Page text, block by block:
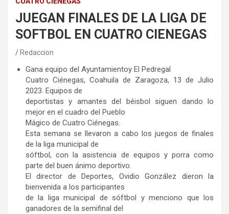
JUEGAN FINALES DE LA LIGA DE
SOFTBOL EN CUATRO CIENEGAS
Redaccion
Gana equipo del Ayuntamientoy El Pedregal
Cuatro Ciénegas, Coahuila de Zaragoza, 13 de Julio
2023. Equipos de
deportistas y amantes del béisbol siguen dando lo
mejor en el cuadro del Pueblo
Mágico de Cuatro Ciénegas.
Esta semana se llevaron a cabo los juegos de finales
de la liga municipal de
sóftbol, con la asistencia de equipos y porra como
parte del buen ánimo deportivo.
El director de Deportes, Ovidio González dieron la
bienvenida a los participantes
de la liga municipal de sóftbol y menciono que los
ganadores de la semifinal del